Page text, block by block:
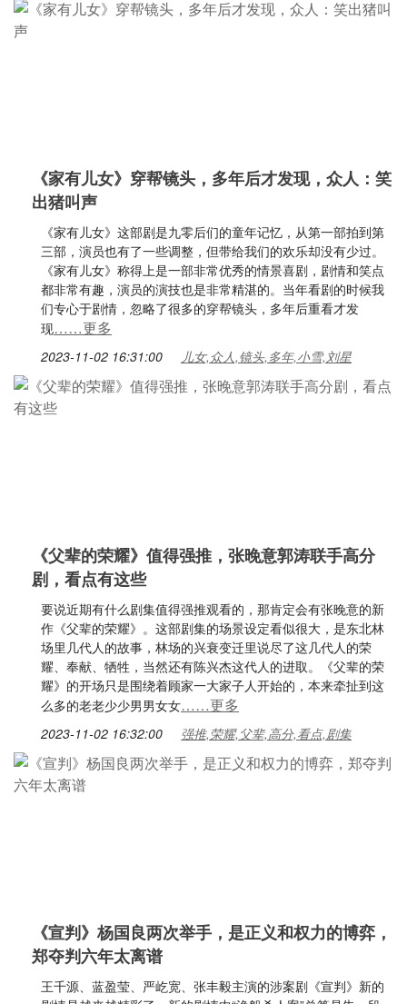
《家有儿女》穿帮镜头，多年后才发现，众人：笑
出猪叫声
《家有儿女》这部剧是九零后们的童年记忆，从第一部拍到第
三部，演员也有了一些调整，但带给我们的欢乐却没有少过。
《家有儿女》称得上是一部非常优秀的情景喜剧，剧情和笑点
都非常有趣，演员的演技也是非常精湛的。当年看剧的时候我
们专心于剧情，忽略了很多的穿帮镜头，多年后重看才发
现……更多
2023-11-02 16:31:00 儿女,众人,镜头,多年,小雪,刘星
《父辈的荣耀》值得强推，张晚意郭涛联手高分
剧，看点有这些
要说近期有什么剧集值得强推观看的，那肯定会有张晚意的新
作《父辈的荣耀》。这部剧集的场景设定看似很大，是东北林
场里几代人的故事，林场的兴衰变迁里说尽了这几代人的荣
耀、奉献、牺牲，当然还有陈兴杰这代人的进取。《父辈的荣
耀》的开场只是围绕着顾家一大家子人开始的，本来牵扯到这
么多的老老少少男男女女……更多
2023-11-02 16:32:00 强推,荣耀,父辈,高分,看点,剧集
《宣判》杨国良两次举手，是正义和权力的博弈，
郑夺判六年太离谱
王千源、蓝盈莹、严屹宽、张丰毅主演的涉案剧《宣判》新的